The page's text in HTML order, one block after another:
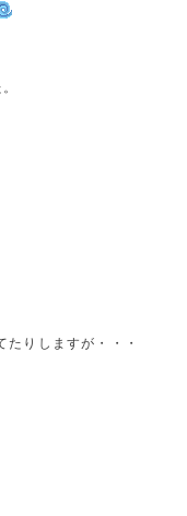
りしますが・・・